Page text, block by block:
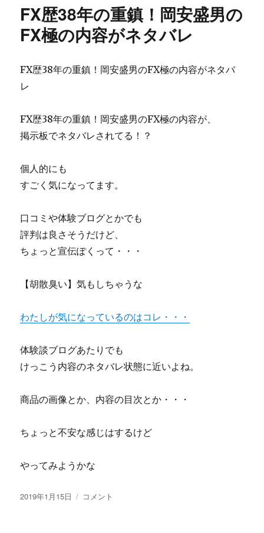
Ｓ
Ｆ
Ｔ
爆
発
パ
ン
デ
購
者
が
言
う
の
に
FX歴38年の重鎮！岡安盛男の
FX極の内容がネタバレ
FX歴38年の重鎮！岡安盛男のFX極の内容がネタバ
レ
FX歴38年の重鎮！岡安盛男のFX極の内容が、
掲示板でネタバレされてる！？
個人的にも
すごく気になってます。
口コミや体験ブログとかでも
評判は良さそうだけど、
ちょっと宣伝ぽくって・・・
【胡散臭い】気もしちゃうな
わたしが気になっているのはコレ・・・
体験談ブログあたりでも
けっこう内容のネタバレ状態に近いよね。
商品の画像とか、内容の目次とか・・・
ちょっと不安な感じはするけど
やってみようかな
投
2019年1月15日
FX
コメント